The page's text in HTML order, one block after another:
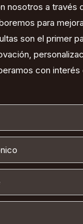
nosotros a través
para
son el primer
con